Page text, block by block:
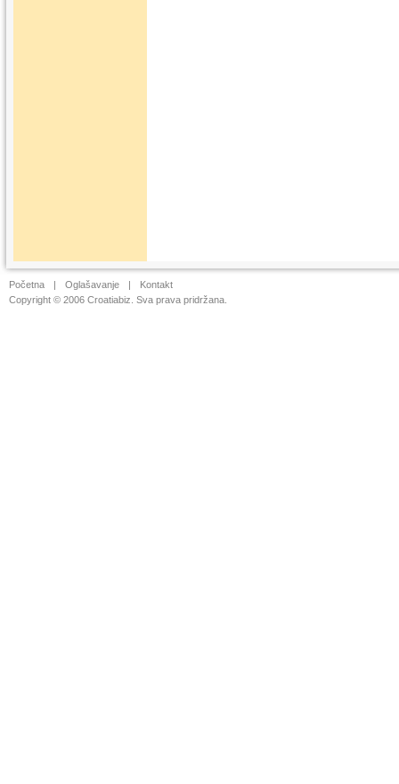
Početna | Oglašavanje |
Kontakt
Copyright © 2006 Croatiabiz. Sva prava pridržana.